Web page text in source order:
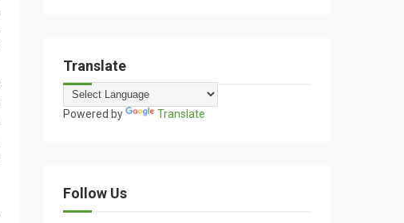
Translate
Powered by Translate
Follow Us